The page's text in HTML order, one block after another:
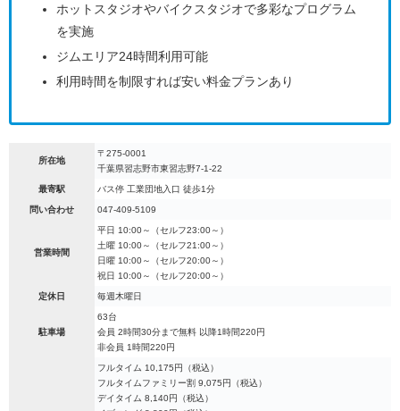
ホットスタジオやバイクスタジオで多彩なプログラム
を実施
ジムエリア24時間利用可能
利用時間を制限すれば安い料金プランあり
所在地
〒275-0001
千葉県習志野市東習志野7-1-22
最寄駅 バス停 工業団地入口 徒歩1分
問い合わせ 047-409-5109
営業時間
平日 10:00～（セルフ23:00～）
土曜 10:00～（セルフ21:00～）
日曜 10:00～（セルフ20:00～）
祝日 10:00～（セルフ20:00～）
定休日 毎週木曜日
駐車場
63台
会員 2時間30分まで無料 以降1時間220円
非会員 1時間220円
フルタイム 10,175円（税込）
フルタイムファミリー割 9,075円（税込）
デイタイム 8,140円（税込）